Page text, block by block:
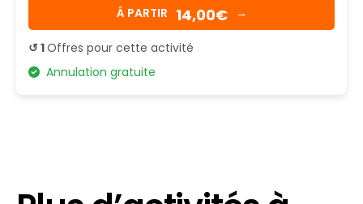
Á PARTIR 14,00€ →
↺ 1Offres pour cette activité
Annulation gratuite